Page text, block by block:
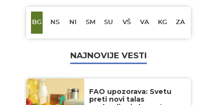
BG NS NI SM SU VŠ VA KG ZA
NAJNOVIJE VESTI
FAO upozorava: Svetu
preti novi talas